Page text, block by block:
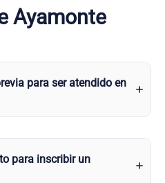
Ayamonte
para ser atendido en
para inscribir un